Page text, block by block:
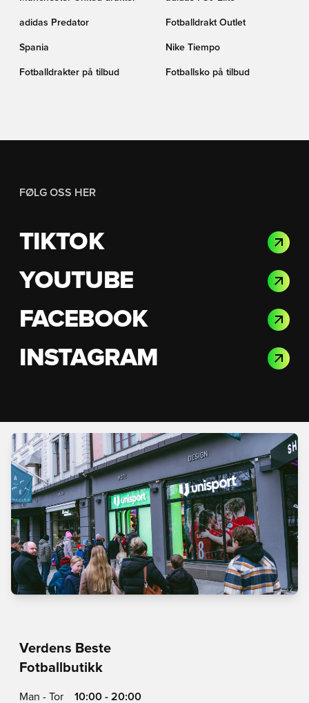
adidas Predator Fotballdrakt Outlet
Spania Nike Tiempo
Fotballdrakter på tilbud Fotballsko på tilbud
FØLG OSS HER
TIKTOK
YOUTUBE
FACEBOOK
INSTAGRAM
Verdens Beste
Fotballbutikk
Man - Tor
10:00 - 20:00